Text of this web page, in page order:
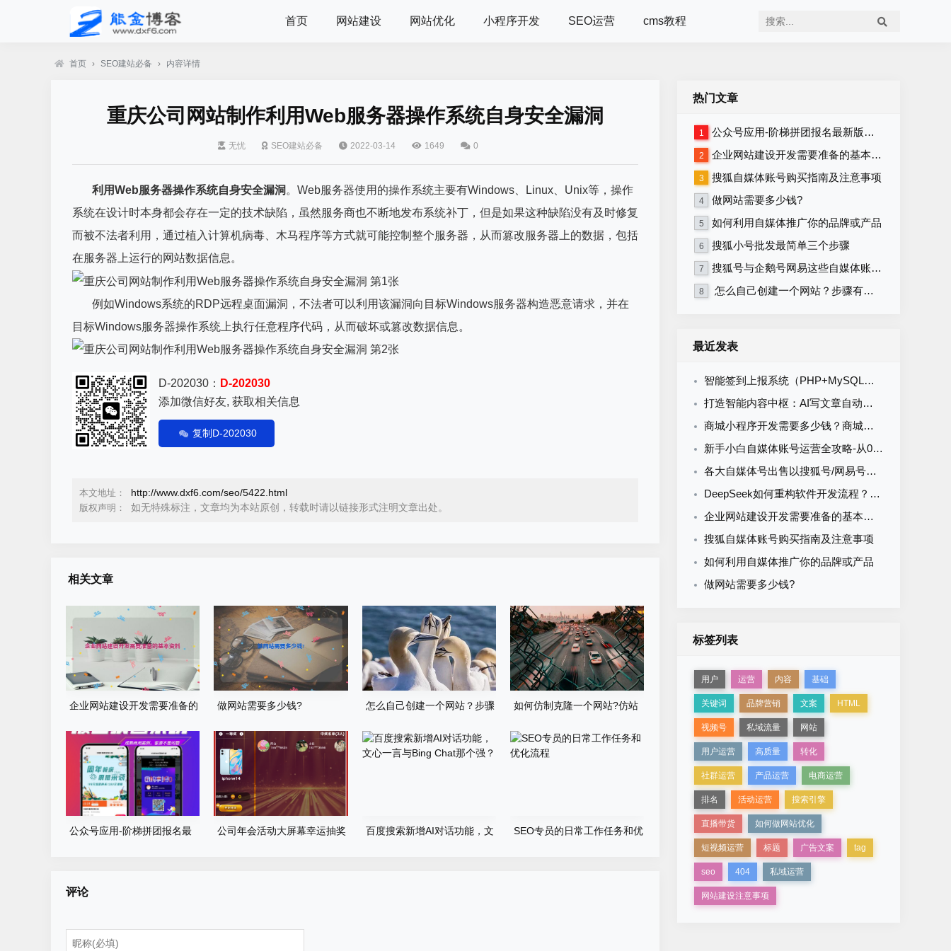
首页 网站建设 网站优化 小程序开发 SEO运营 cms教程
首页 › SEO建站必备 › 内容详情
重庆公司网站制作利用Web服务器操作系统自身安全漏洞
无忧 SEO建站必备 2022-03-14 1649 0
利用Web服务器操作系统自身安全漏洞 。Web服务器使用的操作系统主要有Windows、Linux、Unix等，操作
系统在设计时本身都会存在一定的技术缺陷，虽然服务商也不断地发布系统补丁，但是如果这种缺陷没有及时修复
而被不法者利用，通过植入计算机病毒、木马程序等方式就可能控制整个服务器，从而篡改服务器上的数据，包括
在服务器上运行的网站数据信息。
例如Windows系统的RDP远程桌面漏洞，不法者可以利用该漏洞向目标Windows服务器构造恶意请求，并在
目标Windows服务器操作系统上执行任意程序代码，从而破坏或篡改数据信息。
D-202030： D-202030
添加微信好友, 获取相关信息
复制D-202030
本文地址： http://www.dxf6.com/seo/5422.html
版权声明： 如无特殊标注，文章均为本站原创，转载时请以链接形式注明文章出处。
相关文章
企业网站建设开发需要准备的
做网站需要多少钱?
怎么自己创建一个网站？步骤
如何仿制克隆一个网站?仿站
公众号应用-阶梯拼团报名最
公司年会活动大屏幕幸运抽奖
百度搜索新增AI对话功能，文
SEO专员的日常工作任务和优
评论
热门文章
1 公众号应用-阶梯拼团报名最新版本源码程序
2 企业网站建设开发需要准备的基本资料
3 搜狐自媒体账号购买指南及注意事项
4 做网站需要多少钱?
5 如何利用自媒体推广你的品牌或产品
6 搜狐小号批发最简单三个步骤
7 搜狐号与企鹅号网易这些自媒体账号在哪里购买？
8 怎么自己创建一个网站？步骤有哪些？
最近发表
智能签到上报系统（PHP+MySQL）食堂/企业/学校多场景通用
打造智能内容中枢：AI写文章自动发布系统的定制开发
商城小程序开发需要多少钱？商城小程序开发收费标准
新手小白自媒体账号运营全攻略-从0到1打造购买自媒体账号网易搜索知乎百家号
各大自媒体号出售以搜狐号/网易号为核心的流量与排名解析
DeepSeek如何重构软件开发流程？AI驱动优化的5大实战场景解析
企业网站建设开发需要准备的基本资料
搜狐自媒体账号购买指南及注意事项
如何利用自媒体推广你的品牌或产品
做网站需要多少钱?
标签列表
用户 运营 内容 基础
关键词 品牌营销 文案 HTML
视频号 私域流量 网站
用户运营 高质量 转化
社群运营 产品运营 电商运营
排名 活动运营 搜索引擎
直播带货 如何做网站优化
短视频运营 标题 广告文案 tag
seo 404 私域运营
网站建设注意事项